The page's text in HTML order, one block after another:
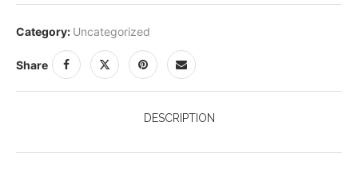
Category: Uncategorized
Share
DESCRIPTION